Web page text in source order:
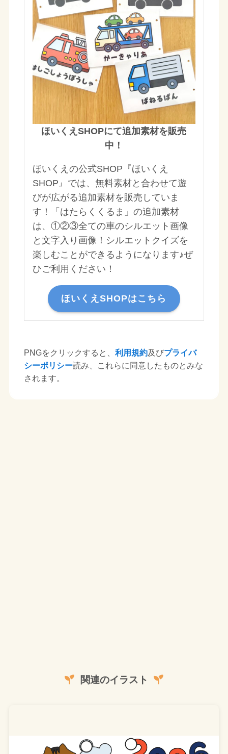
ほいくえSHOPにて追加素材を販売
中！
ほいくえの公式SHOP『ほいくえ
SHOP』では、無料素材と合わせて遊
びが広がる追加素材を販売していま
す！「はたらくくるま」の追加素材
は、①②③全ての車のシルエット画像
と文字入り画像！シルエットクイズを
楽しむことができるようになります♪ぜ
ひご利用ください！
ほいくえSHOPはこちら
PNGをクリックすると、 利用規約及びプライバ
シーポリシー読み、これらに同意したものとみな
されます。
関連のイラスト